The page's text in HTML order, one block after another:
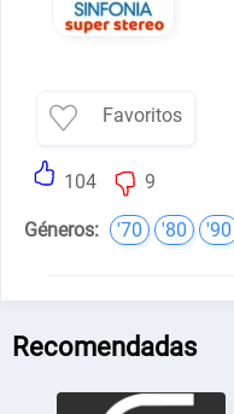
Favoritos
104 9
Géneros: '70 '80 '90
Recomendadas